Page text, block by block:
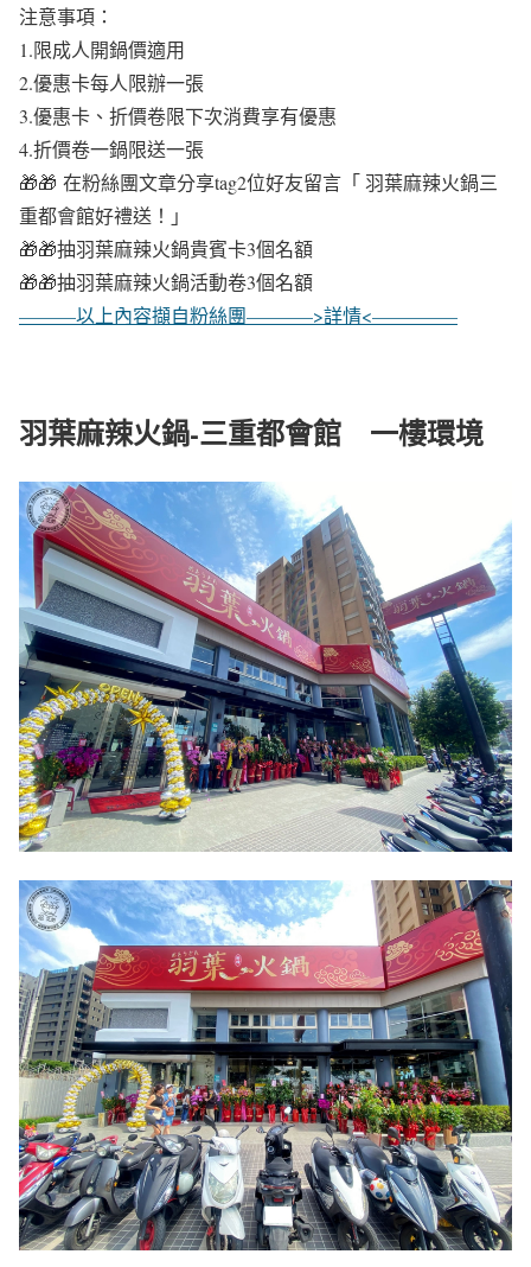
注意事項：
1.限成人開鍋價適用
2.優惠卡每人限辦一張
3.優惠卡、折價卷限下次消費享有優惠
4.折價卷一鍋限送一張
🎁🎁 在粉絲團文章分享tag2位好友留言「 羽葉麻辣火鍋三
重都會館好禮送！」
🎁🎁抽羽葉麻辣火鍋貴賓卡3個名額
🎁🎁抽羽葉麻辣火鍋活動卷3個名額
———以上內容擷自粉絲團———–>詳情<————–
羽葉麻辣火鍋-三重都會館 一樓環境